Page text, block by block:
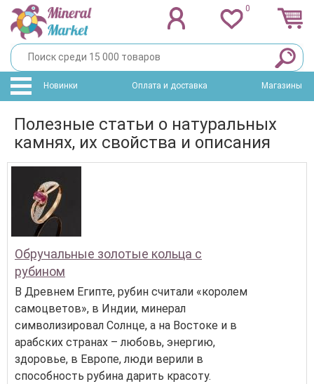
0
Новинки Оплата и доставка Магазины
Полезные статьи о натуральных
камнях, их свойства и описания
Обручальные золотые кольца с
рубином
В Древнем Египте, рубин считали «королем
самоцветов», в Индии, минерал
символизировал Солнце, а на Востоке и в
арабских странах – любовь, энергию,
здоровье, в Европе, люди верили в
способность рубина дарить красоту.